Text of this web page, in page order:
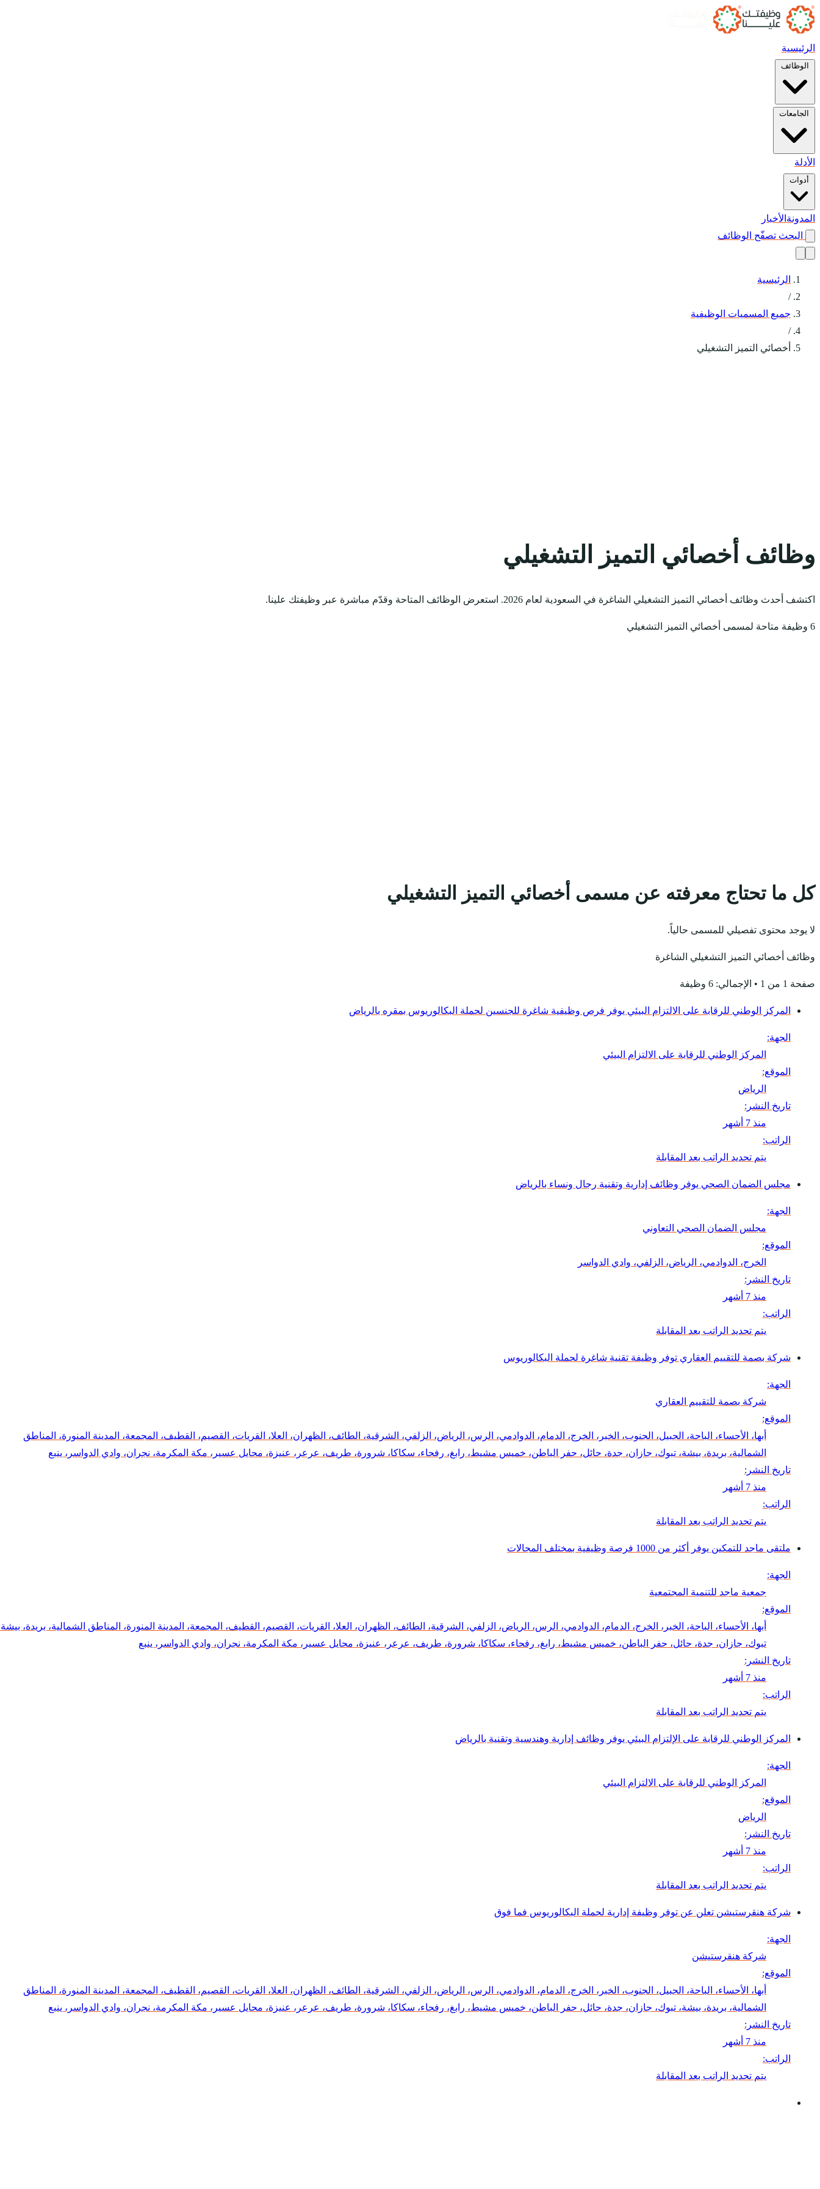
الرئيسية
الوظائف
الجامعات
الأدلة
أدوات
المدونة الأخبار
البحث تصفّح الوظائف
الرئيسية
/
جميع المسميات الوظيفية
/
أخصائي التميز التشغيلي
وظائف أخصائي التميز التشغيلي
اكتشف أحدث وظائف أخصائي التميز التشغيلي الشاغرة في السعودية لعام 2026. استعرض الوظائف المتاحة وقدّم مباشرة عبر وظيفتك علينا.
6 وظيفة متاحة لمسمى أخصائي التميز التشغيلي
كل ما تحتاج معرفته عن مسمى أخصائي التميز التشغيلي
لا يوجد محتوى تفصيلي للمسمى حالياً.
وظائف أخصائي التميز التشغيلي الشاغرة
صفحة 1 من 1 • الإجمالي: 6 وظيفة
المركز الوطني للرقابة على الالتزام البيئي يوفر فرص وظيفية شاغرة للجنسين لحملة البكالوريوس بمقره بالرياض
الجهة:
المركز الوطني للرقابة على الالتزام البيئي
الموقع:
الرياض
تاريخ النشر:
منذ 7 أشهر
الراتب:
يتم تحديد الراتب بعد المقابلة
مجلس الضمان الصحي يوفر وظائف إدارية وتقنية رجال ونساء بالرياض
الجهة:
مجلس الضمان الصحي التعاوني
الموقع:
الخرج، الدوادمي، الرياض، الزلفي، وادي الدواسر
تاريخ النشر:
منذ 7 أشهر
الراتب:
يتم تحديد الراتب بعد المقابلة
شركة بصمة للتقييم العقاري توفر وظيفة تقنية شاغرة لحملة البكالوريوس
الجهة:
شركة بصمة للتقييم العقاري
الموقع:
أبها، الأحساء، الباحة، الجبيل، الجنوب، الخبر، الخرج، الدمام، الدوادمي، الرس، الرياض، الزلفي، الشرقية، الطائف، الظهران، العلا، القريات، القصيم، القطيف، المجمعة، المدينة المنورة، المناطق
الشمالية، بريدة، بيشة، تبوك، جازان، جدة، حائل، حفر الباطن، خميس مشيط، رابغ، رفحاء، سكاكا، شرورة، طريف، عرعر، عنيزة، محايل عسير، مكة المكرمة، نجران، وادي الدواسر، ينبع
تاريخ النشر:
منذ 7 أشهر
الراتب:
يتم تحديد الراتب بعد المقابلة
ملتقى ماجد للتمكين يوفر أكثر من 1000 فرصة وظيفية بمختلف المجالات
الجهة:
جمعية ماجد للتنمية المجتمعية
الموقع:
أبها، الأحساء، الباحة، الخبر، الخرج، الدمام، الدوادمي، الرس، الرياض، الزلفي، الشرقية، الطائف، الظهران، العلا، القريات، القصيم، القطيف، المجمعة، المدينة المنورة، المناطق الشمالية، بريدة،
تبوك، جازان، جدة، حائل، حفر الباطن، خميس مشيط، رابغ، رفحاء، سكاكا، شرورة، طريف، عرعر، عنيزة، محايل عسير، مكة المكرمة، نجران، وادي الدواسر، ينبع
تاريخ النشر:
منذ 7 أشهر
الراتب:
يتم تحديد الراتب بعد المقابلة
المركز الوطني للرقابة على الإلتزام البيئي يوفر وظائف إدارية وهندسية وتقنية بالرياض
الجهة:
المركز الوطني للرقابة على الالتزام البيئي
الموقع:
الرياض
تاريخ النشر:
منذ 7 أشهر
الراتب:
يتم تحديد الراتب بعد المقابلة
شركة هنقرستيشن تعلن عن توفر وظيفة إدارية لحملة البكالوريوس فما فوق
الجهة:
شركة هنقرستيشن
الموقع:
أبها، الأحساء، الباحة، الجبيل، الجنوب، الخبر، الخرج، الدمام، الدوادمي، الرس، الرياض، الزلفي، الشرقية، الطائف، الظهران، العلا، القريات، القصيم، القطيف، المجمعة، المدينة المنورة، المناطق
الشمالية، بريدة، بيشة، تبوك، جازان، جدة، حائل، حفر الباطن، خميس مشيط، رابغ، رفحاء، سكاكا، شرورة، طريف، عرعر، عنيزة، محايل عسير، مكة المكرمة، نجران، وادي الدواسر، ينبع
تاريخ النشر:
منذ 7 أشهر
الراتب:
يتم تحديد الراتب بعد المقابلة